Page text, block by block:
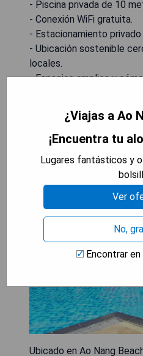
- Piscina privada de 10
- Conexión WiFi gratuita.
- Estacionamiento privado
- Ubicación sostenible
locales.
- Espacios amplios y
MOSTRAR
Doo Dee
Swiss Chalet
Ubicado en Ao Nang
¿Viajas a Ao
¡Encuentra tu
Lugares fantásticos y
Ver
No,
Encontrar